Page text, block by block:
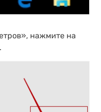
нажмите на